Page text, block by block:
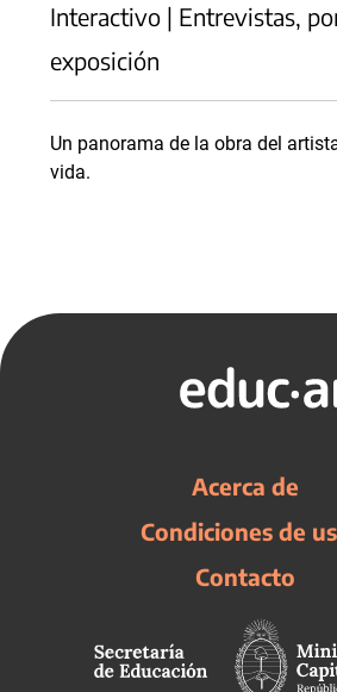
Interactivo | Entrevistas,
exposición
Un panorama de la obra del
vida.
Acerca de
Condiciones de
Contacto